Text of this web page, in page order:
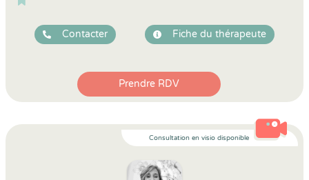
Contacter Fiche du thérapeute
Prendre RDV
Consultation en visio disponible